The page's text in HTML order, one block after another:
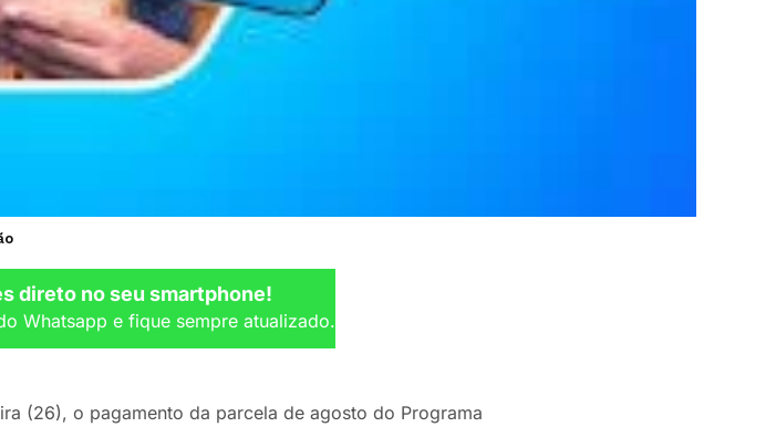
direto no seu smartphone!
Whatsapp e fique sempre atualizado.
(26), o pagamento da parcela de agosto do Programa